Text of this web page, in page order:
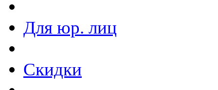
Для юр. лиц
Скидки